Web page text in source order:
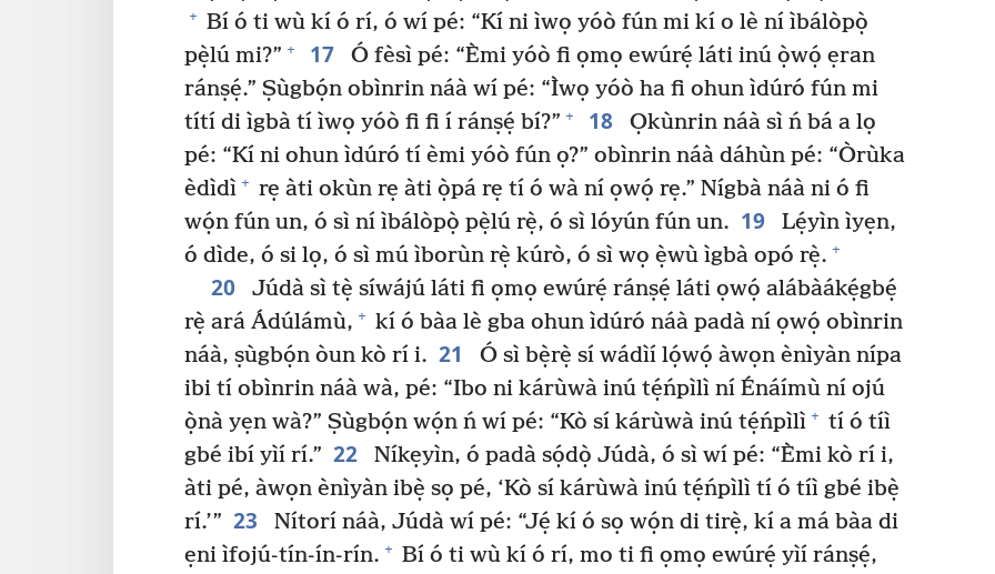
+ Bí ó ti wù kí ó rí, ó wí pé: “Kí ni ìwọ yóò fún mi kí o lè ní ìbálòpọ̀
pẹ̀lú mi?” + 17
Ó fèsì pé: “Èmi yóò fi ọmọ ewúrẹ́ láti inú ọ̀wọ́ ẹran
ránṣẹ́.” Ṣùgbọ́n obìnrin náà wí pé: “Ìwọ yóò ha fi ohun ìdúró fún mi
títí di ìgbà tí ìwọ yóò fi fi í ránṣẹ́ bí?” + 18
Ọkùnrin náà sì ń bá a lọ
pé: “Kí ni ohun ìdúró tí èmi yóò fún ọ?” obìnrin náà dáhùn pé: “Òrùka
èdìdì + rẹ àti okùn rẹ àti ọ̀pá rẹ tí ó wà ní ọwọ́ rẹ.” Nígbà náà ni ó fi
wọ́n fún un, ó sì ní ìbálòpọ̀ pẹ̀lú rẹ̀, ó sì lóyún fún un. 19
Lẹ́yìn ìyẹn,
ó dìde, ó si lọ, ó sì mú ìborùn rẹ̀ kúrò, ó sì wọ ẹ̀wù ìgbà opó rẹ̀. +
20
Júdà sì tẹ̀ síwájú láti fi ọmọ ewúrẹ́ ránṣẹ́ láti ọwọ́ alábàákẹ́gbẹ́
rẹ̀ ará Ádúlámù, + kí ó bàa lè gba ohun ìdúró náà padà ní ọwọ́ obìnrin
náà, ṣùgbọ́n òun kò rí i. 21
Ó sì bẹ̀rẹ̀ sí wádìí lọ́wọ́ àwọn ènìyàn nípa
ibi tí obìnrin náà wà, pé: “Ibo ni kárùwà inú tẹ́ńpìlì ní Énáímù ní ojú
ọ̀nà yẹn wà?” Ṣùgbọ́n wọ́n ń wí pé: “Kò sí kárùwà inú tẹ́ńpìlì + tí ó tíì
gbé ibí yìí rí.” 22
Níkẹyìn, ó padà sọ́dọ̀ Júdà, ó sì wí pé: “Èmi kò rí i,
àti pé, àwọn ènìyàn ibẹ̀ sọ pé, ‘Kò sí kárùwà inú tẹ́ńpìlì tí ó tíì gbé ibẹ̀
rí.’” 23
Nítorí náà, Júdà wí pé: “Jẹ́ kí ó sọ wọ́n di tirẹ̀, kí a má bàa di
ẹni ìfojú-tín-ín-rín. + Bí ó ti wù kí ó rí, mo ti fi ọmọ ewúrẹ́ yìí ránṣẹ́,